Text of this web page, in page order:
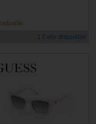
1 Color disponible